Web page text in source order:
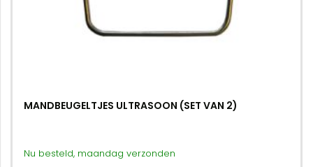
MANDBEUGELTJES ULTRASOON (SET VAN 2)
Nu besteld, maandag verzonden